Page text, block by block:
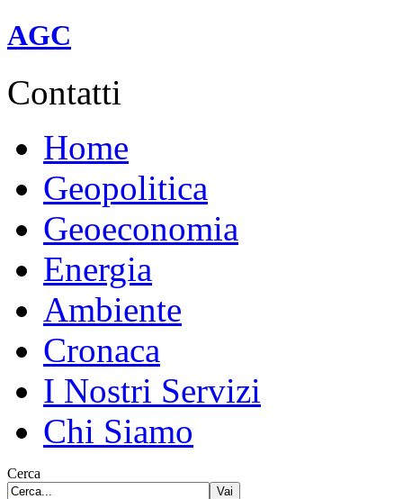
AGClinea A (rossa).
Contatti
Home
Geopolitica
Geoeconomia
Energia
Ambiente
Cronaca
I Nostri Servizi
Chi Siamo
Cerca
Vai